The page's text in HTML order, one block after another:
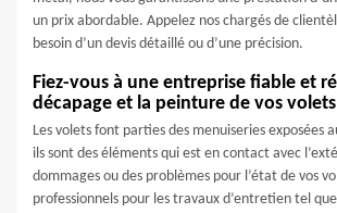
un prix abordable. Appelez nos chargés de
besoin d’un devis détaillé ou d’une précision.
Fiez-vous à une entreprise fiable et
décapage et la peinture de vos volets
Les volets font parties des menuiseries exposées
ils sont des éléments qui est en contact avec
dommages ou des problèmes pour l’état de vos
professionnels pour les travaux d’entretien tel